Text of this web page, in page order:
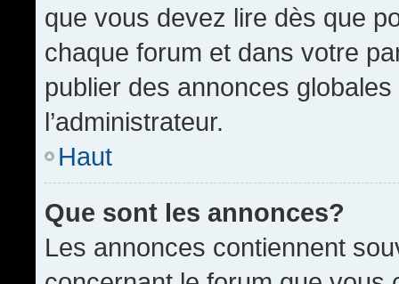
que vous devez lire dès que
chaque forum et dans votre
publier des annonces
l’administrateur.
Haut
Que sont les annonces?
Les annonces contiennent